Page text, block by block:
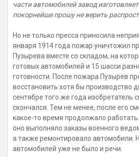
части автомобилей завод
покорнейше прошу не верить
Но не только пресса приносила
января 1914 года пожар уничтожил
Пузырева вместе со складом, на
готовых автомобилей и 15 шасси
готовности. После пожара Пузырев
восстановить хотя бы производство
сентябре того же года изобретатель
скончался. Тем не менее, после его
какое-то время продолжало
оно выполняло заказы военного
а также ремонтировало автомобили.
автомобилей уже не было и речи.